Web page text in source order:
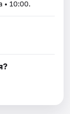
• 10:00.